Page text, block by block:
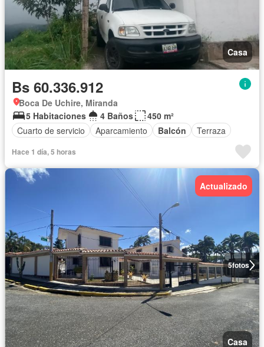
Casa
Bs 60.336.912
Boca De Uchire, Miranda
5 Habitaciones
4 Baños
450 m²
Cuarto de servicio
Aparcamiento Balcón Terraza
Hace 1 día, 5 horas
5fotos
Actualizado
Casa